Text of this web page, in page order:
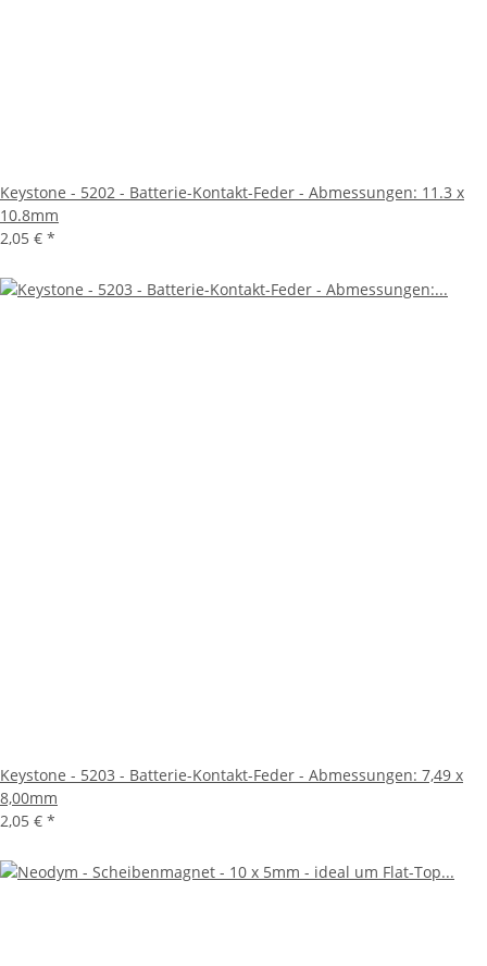
Keystone - 5202 - Batterie-Kontakt-Feder - Abmessungen: 11.3 x
10.8mm
2,05 € *
Keystone - 5203 - Batterie-Kontakt-Feder - Abmessungen: 7,49 x
8,00mm
2,05 € *